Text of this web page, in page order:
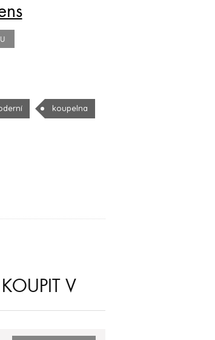
koupelna
V